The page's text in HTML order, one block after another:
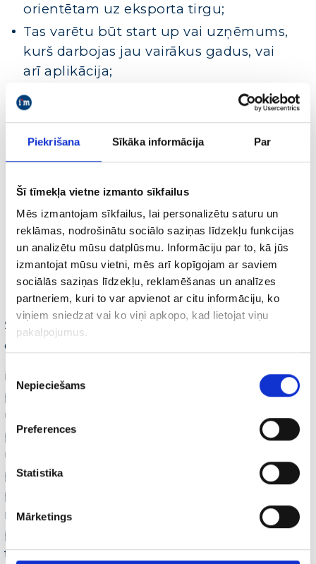
Piekrišana Sīkāka informācija Par
Šī tīmekļa vietne izmanto sīkfailus
Mēs izmantojam sīkfailus, lai personalizētu saturu un
reklāmas, nodrošinātu sociālo saziņas līdzekļu funkcijas
un analizētu mūsu datplūsmu. Informāciju par to, kā jūs
izmantojat mūsu vietni, mēs arī kopīgojam ar saviem
sociālās saziņas līdzekļu, reklamēšanas un analīzes
partneriem, kuri to var apvienot ar citu informāciju, ko
viņiem sniedzat vai ko viņi apkopo, kad lietojat viņu
pakalpojumus.
Piekrišanas
izvēle
Nepieciešams
Preferences
Statistika
Mārketings
orientētam uz eksporta tirgu;
Tas varētu būt start up vai uzņēmums,
kurš darbojas jau vairākus gadus, vai
arī aplikācija;
Priekšroka tiks dota uzņēmumiem,
kuriem jau ir šī produkta sākotnējā
veiksmīgā pārdošanas pieredze Latvijā
uzņēmumiem;
Uzņēmums vēl nav sasniedzis 1 milj.
eiro apgrozījumu eksporta tirgū;
Uzņēmējs var nodrošināt
nepieciešamos produkta apjomus.
Šī atbalsta programma netiek paredzēta
dropshipping
iMarketings.lv ekspertu komanda vērtēs
produkta potenciālu, kā arī pārējos iekšējos
un ārējos faktorus, un analīzes rezultātā
pieņems lēmumu par atbalstu konkrētajam
uzņēmumam. Uzņēmējiem būs iespēja
prezentēt savu produktu žūrijai. Pirms
projekta izvērtēšanas iMarketings.lv
negarantē pozitīvu lēmumu par dalību
programmā. iMarketings.lv patur sev
tiesības atteikt piedalīties programmā,